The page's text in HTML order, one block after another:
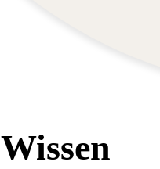
Wissen